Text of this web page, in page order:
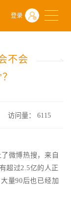
登录
”？
不会
访问量：6115
微博热搜，来自
超过2.5亿的人正
量90后也已经加